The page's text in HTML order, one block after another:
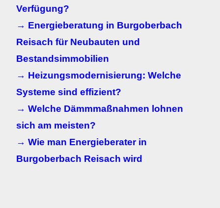
Verfügung?
→ Energieberatung in Burgoberbach
Reisach für Neubauten und
Bestandsimmobilien
→ Heizungsmodernisierung: Welche
Systeme sind effizient?
→ Welche Dämmmaßnahmen lohnen
sich am meisten?
→ Wie man Energieberater in
Burgoberbach Reisach wird